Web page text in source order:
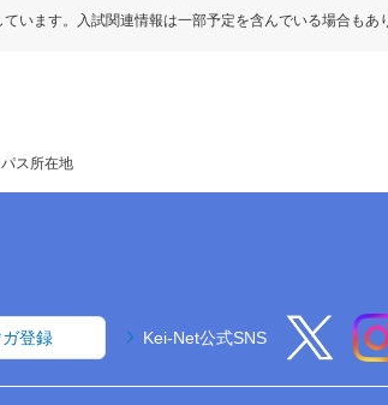
います。入試関連情報は一部予定を含んでいる場合もあ
ス所在地
登録 Kei-Net公式SNS